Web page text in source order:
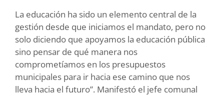
La educación ha sido un elemento central de la
gestión desde que iniciamos el mandato, pero no
solo diciendo que apoyamos la educación pública
sino pensar de qué manera nos
comprometíamos en los presupuestos
municipales para ir hacia ese camino que nos
lleva hacia el futuro”. Manifestó el jefe comunal